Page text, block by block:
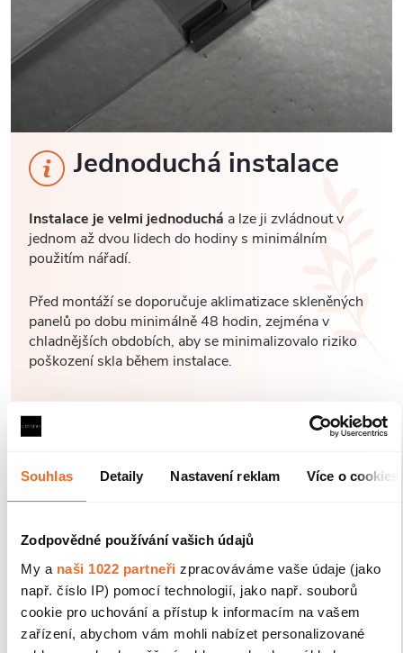
Souhlas Detaily Nastavení reklam Více o cookies
Zodpovědné používání vašich údajů
My a naši 1022 partneři zpracováváme vaše údaje (jako
např. číslo IP) pomocí technologií, jako např. souborů
cookie pro uchování a přístup k informacím na vašem
zařízení, abychom vám mohli nabízet personalizované
Jednoduchá instalace
Instalace je velmi jednoduchá a lze ji zvládnout v
jednom až dvou lidech do hodiny s minimálním
použitím nářadí.
Před montáží se doporučuje aklimatizace skleněných
panelů po dobu minimálně 48 hodin, zejména v
chladnějších obdobích, aby se minimalizovalo riziko
poškození skla během instalace.